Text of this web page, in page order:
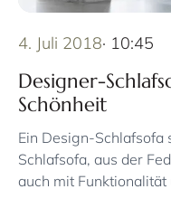
4. Juli 2018· 10:45
Designer-
Schönheit
Ein Design-Schlafsofa
Schlafsofa, aus der
auch mit